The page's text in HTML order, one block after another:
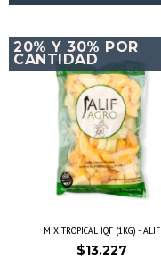
20% Y 30% POR
CANTIDAD
MIX TROPICAL IQF (1KG) - ALIF
$13.227